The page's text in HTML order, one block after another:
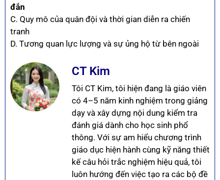
đắn
C. Quy mô của quân đội và thời gian diễn ra chiến
tranh
D. Tương quan lực lượng và sự ủng hộ từ bên ngoài
CT Kim
Tôi CT Kim, tôi hiện đang là giáo viên
có 4–5 năm kinh nghiệm trong giảng
dạy và xây dựng nội dung kiểm tra
đánh giá dành cho học sinh phổ
thông. Với sự am hiểu chương trình
giáo dục hiện hành cùng kỹ năng thiết
kế câu hỏi trắc nghiệm hiệu quả, tôi
luôn hướng đến việc tạo ra các bộ đề